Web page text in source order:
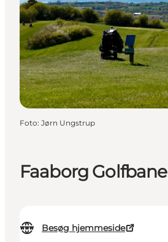
Planlægning
Faaborg Golfbane
Besøg hjemmeside
Foto: Jørn Ungstrup